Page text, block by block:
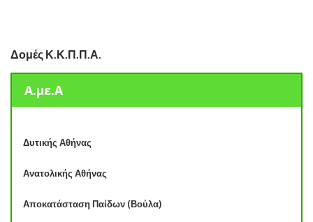
Δομές Κ.Κ.Π.Π.Α.
Α.με.Α
Δυτικής Αθήνας
Ανατολικής Αθήνας
Αποκατάσταση Παίδων (Βούλα)